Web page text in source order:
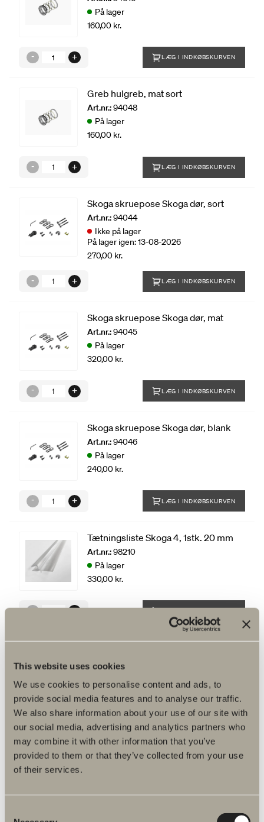
This website uses cookies
We use cookies to personalise content and ads, to
provide social media features and to analyse our traffic.
We also share information about your use of our site with
our social media, advertising and analytics partners who
may combine it with other information that you’ve
provided to them or that they’ve collected from your use
of their services.
På lager
160,00 kr.
LÆG I INDKØBSKURVEN
Greb hulgreb, mat sort
Art.nr.:94048
På lager
160,00 kr.
LÆG I INDKØBSKURVEN
Skoga skruepose Skoga dør, sort
Art.nr.:94044
Ikke på lager
På lager igen: 13-08-2026
270,00 kr.
LÆG I INDKØBSKURVEN
Skoga skruepose Skoga dør, mat
Art.nr.:94045
På lager
320,00 kr.
LÆG I INDKØBSKURVEN
Skoga skruepose Skoga dør, blank
Art.nr.:94046
På lager
240,00 kr.
LÆG I INDKØBSKURVEN
Tætningsliste Skoga 4, 1stk. 20 mm
Art.nr.:98210
På lager
330,00 kr.
LÆG I INDKØBSKURVEN
På lager
300,00 kr.
LÆG I INDKØBSKURVEN
Tætningsliste Skoga, 1stk. 20 mm.